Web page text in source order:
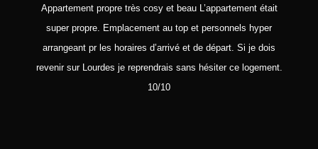
Appartement propre très cosy et beau L’appartement était
super propre. Emplacement au top et personnels hyper
arrangeant pr les horaires d’arrivé et de départ. Si je dois
revenir sur Lourdes je reprendrais sans hésiter ce logement.
10/10